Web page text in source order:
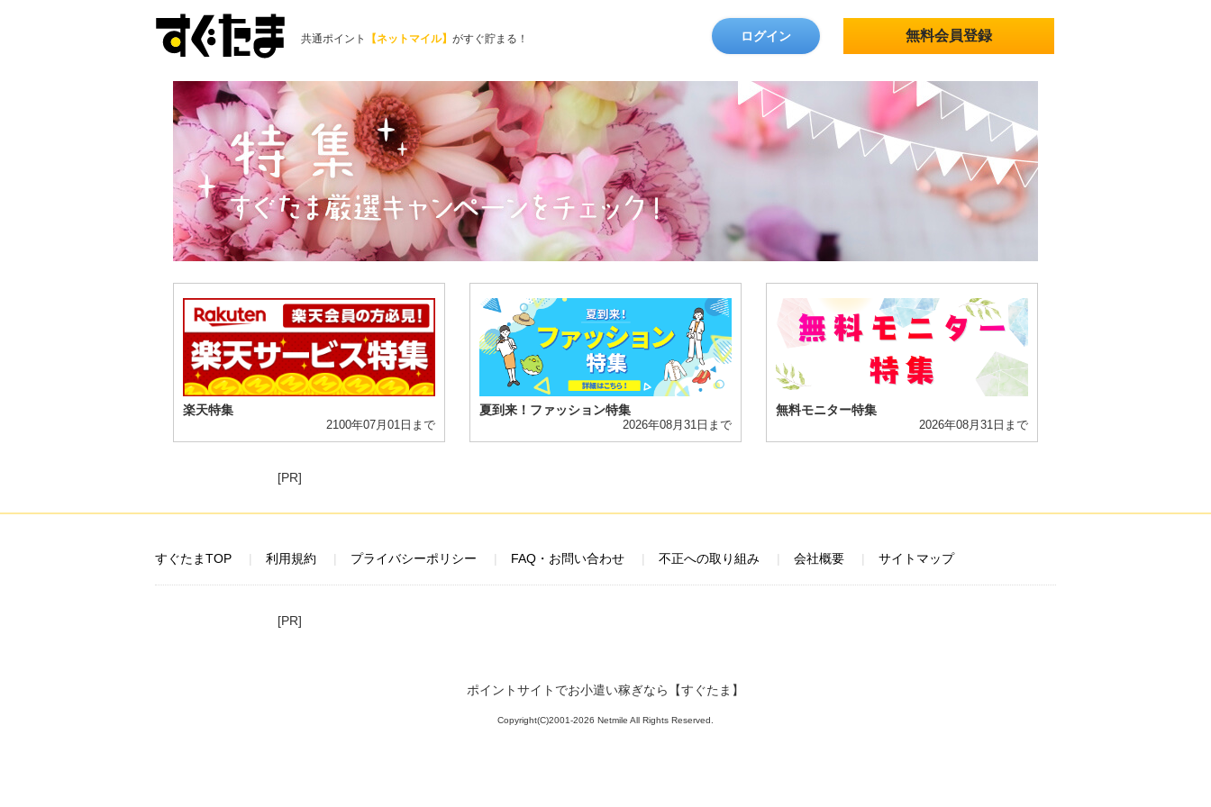
共通ポイント 【ネットマイル】 がすぐ貯まる！ ログイン 無料会員登録
楽天特集
2100年07月01日まで
夏到来！ファッション特集
2026年08月31日まで
無料モニター特集
2026年08月31日まで
[PR]
すぐたまTOP 利用規約 プライバシーポリシー FAQ・お問い合わせ 不正への取り組み 会社概要 サイトマップ
[PR]
ポイントサイトでお小遣い稼ぎなら【すぐたま】
Copyright(C)2001-2026 Netmile All Rights Reserved.